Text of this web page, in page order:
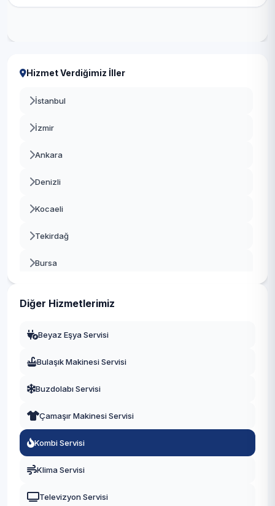
Hizmet Verdiğimiz İller
İstanbul
İzmir
Ankara
Denizli
Kocaeli
Tekirdağ
Bursa
Diğer Hizmetlerimiz
Beyaz Eşya Servisi
Bulaşık Makinesi Servisi
Buzdolabı Servisi
Çamaşır Makinesi Servisi
Kombi Servisi
Klima Servisi
Televizyon Servisi